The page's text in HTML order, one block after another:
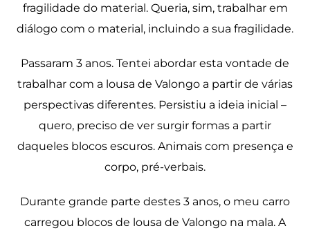
fragilidade do material. Queria, sim, trabalhar em
diálogo com o material, incluindo a sua fragilidade.
Passaram 3 anos. Tentei abordar esta vontade de
trabalhar com a lousa de Valongo a partir de várias
perspectivas diferentes. Persistiu a ideia inicial –
quero, preciso de ver surgir formas a partir
daqueles blocos escuros. Animais com presença e
corpo, pré-verbais.
Durante grande parte destes 3 anos, o meu carro
carregou blocos de lousa de Valongo na mala. A